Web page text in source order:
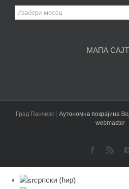
Архива
чланака
МАПА
Град Панчево | Аутономна покрајина
webmaster
Facebook
Rss
српски (ћир)